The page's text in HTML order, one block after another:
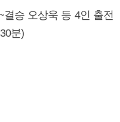
승 오상욱 등 4인 출전
분)